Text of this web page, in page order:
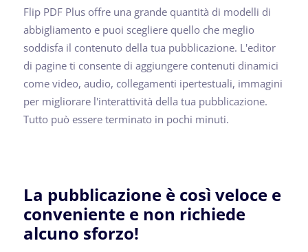
Flip PDF Plus offre una grande quantità di modelli di
abbigliamento e puoi scegliere quello che meglio
soddisfa il contenuto della tua pubblicazione. L'editor
di pagine ti consente di aggiungere contenuti dinamici
come video, audio, collegamenti ipertestuali, immagini
per migliorare l'interattività della tua pubblicazione.
Tutto può essere terminato in pochi minuti.
La pubblicazione è così veloce e
conveniente e non richiede
alcuno sforzo!